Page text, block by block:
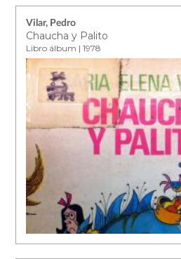
Vilar, Pedro
Chaucha y Palito
Libro álbum | 1978